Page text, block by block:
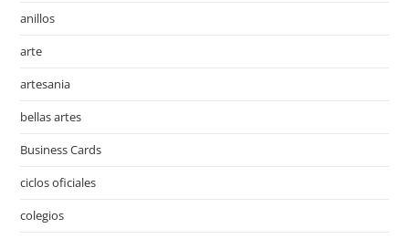
anillos
arte
artesania
bellas artes
Business Cards
ciclos oficiales
colegios